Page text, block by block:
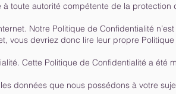
toute autorité compétente de la protection
Notre Politique de Confidentialité
vous devriez donc lire leur propre
Cette Politique de Confidentialité a été
données que nous possédons à votre